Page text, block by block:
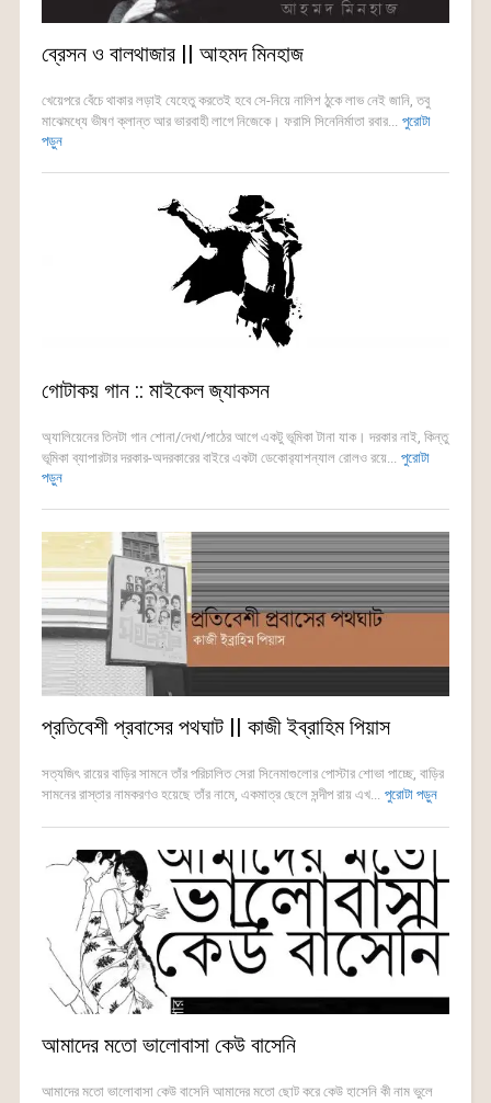
ব্রেসন ও বালথাজার || আহমদ মিনহাজ
খেয়েপরে বেঁচে থাকার লড়াই যেহেতু করতেই হবে সে-নিয়ে নালিশ ঠুকে লাভ নেই জানি, তবু
মাঝেমধ্যে ভীষণ ক্লান্ত আর ভারবাহী লাগে নিজেকে। ফরাসি সিনেনির্মাতা রবার... পুরোটা
পড়ুন
গোটাকয় গান :: মাইকেল জ্যাকসন
অ্যালিয়েনের তিনটা গান শোনা/দেখা/পাঠের আগে একটু ভূমিকা টানা যাক। দরকার নাই, কিন্তু
ভূমিকা ব্যাপারটার দরকার-অদরকারের বাইরে একটা ডেকোর‍্যাশন্যাল রোলও রয়ে... পুরোটা
পড়ুন
প্রতিবেশী প্রবাসের পথঘাট || কাজী ইব্রাহিম পিয়াস
সত্যজিৎ রায়ের বাড়ির সামনে তাঁর পরিচালিত সেরা সিনেমাগুলোর পোস্টার শোভা পাচ্ছে, বাড়ির
সামনের রাস্তার নামকরণও হয়েছে তাঁর নামে, একমাত্র ছেলে সন্দীপ রায় এখ... পুরোটা পড়ুন
আমাদের মতো ভালোবাসা কেউ বাসেনি
আমাদের মতো ভালোবাসা কেউ বাসেনি আমাদের মতো ছোট করে কেউ হাসেনি কী নাম ভুলে